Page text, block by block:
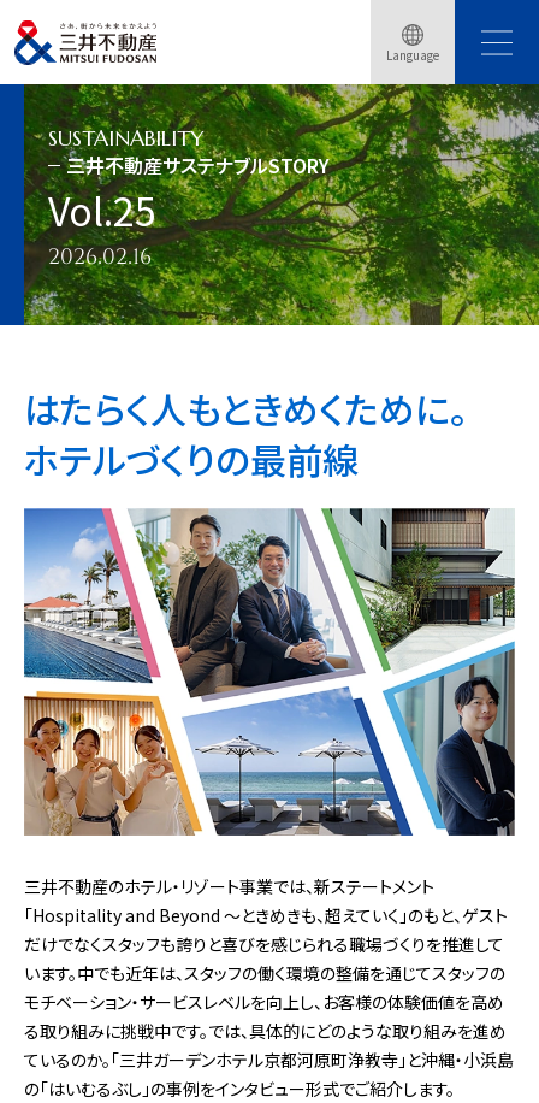
Language
トップページ サステナビリティ
三井不動産サステナブルSTORY
三井不動産サステナブルSTORY Vol.25
SUSTAINABILITY
三井不動産サステナブルSTORY
Vol.25
2026.02.16
はたらく人もときめくために。
ホテルづくりの最前線
三井不動産のホテル・リゾート事業では、新ステートメント
「Hospitality and Beyond 〜ときめきも、超えていく」のもと、ゲスト
だけでなくスタッフも誇りと喜びを感じられる職場づくりを推進して
います。中でも近年は、スタッフの働く環境の整備を通じてスタッフの
モチベーション・サービスレベルを向上し、お客様の体験価値を高め
る取り組みに挑戦中です。では、具体的にどのような取り組みを進め
ているのか。「三井ガーデンホテル京都河原町浄教寺」と沖縄・小浜島
の「はいむるぶし」の事例をインタビュー形式でご紹介します。